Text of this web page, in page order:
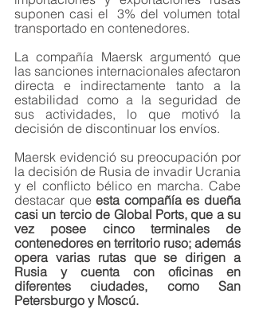
suponen casi el  3% del volumen total
transportado en contenedores.
La compañía Maersk argumentó que
las sanciones internacionales afectaron
directa e indirectamente tanto a la
estabilidad como a la seguridad de
sus actividades, lo que motivó la
decisión de discontinuar los envíos.
Maersk evidenció su preocupación por
la decisión de Rusia de invadir Ucrania
y el conflicto bélico en marcha. Cabe
destacar que esta compañía es dueña
casi un tercio de Global Ports, que a su
vez posee cinco terminales de
contenedores en territorio ruso; además
opera varias rutas que se dirigen a
Rusia y cuenta con oficinas en
diferentes ciudades, como San
Petersburgo y Moscú.